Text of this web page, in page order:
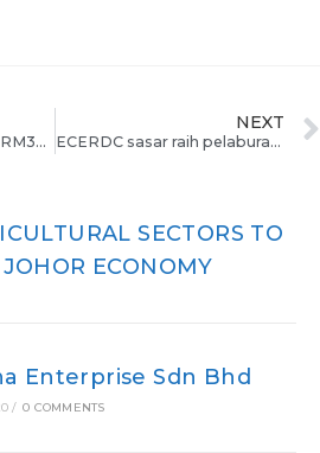
ECER Sasar Pelaburan RM30 Bilion Dari Timur Tengah Pada 2010
NEXT
ECERDC sasar raih pelaburan RM30 bilion
SECTORS TO
ECONOMY
Enterprise Sdn Bhd
/ 0 COMMENTS